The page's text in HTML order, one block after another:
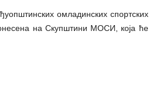
омладинских спортских
на Скупштини МОСИ, која ће